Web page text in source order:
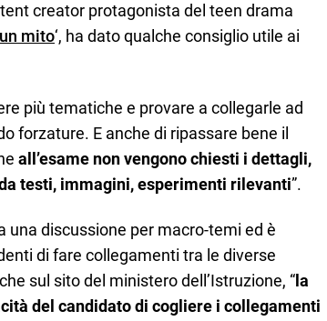
creator protagonista del teen drama
mito‘, ha dato qualche consiglio utile ai
più tematiche e provare a collegarle ad
forzature. E anche di ripassare bene il
all’esame non vengono chiesti i dettagli,
testi, immagini, esperimenti rilevanti”.
una discussione per macro-temi ed è
di fare collegamenti tra le diverse
sul sito del ministero dell’Istruzione, “ la
del candidato di cogliere i collegamenti